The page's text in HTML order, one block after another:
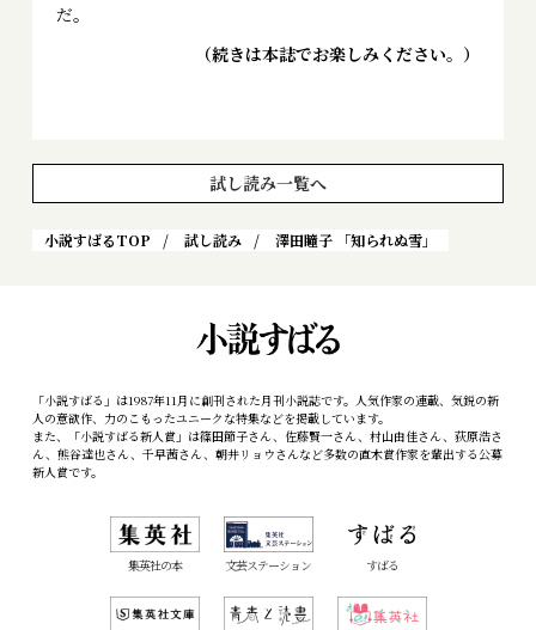
だ。
（続きは本誌でお楽しみください。）
試し読み一覧へ
小説すばるTOP 試し読み 澤田瞳子 「知られぬ雪」
「小説すばる」は1987年11月に創刊された月刊小説誌です。人気作家の連載、気鋭の新
人の意欲作、力のこもったユニークな特集などを掲載しています。
また、「小説すばる新人賞」は篠田節子さん、佐藤賢一さん、村山由佳さん、荻原浩さ
ん、熊谷達也さん、千早茜さん、朝井リョウさんなど多数の直木賞作家を輩出する公募
新人賞です。
集英社の本 文芸ステーション すばる